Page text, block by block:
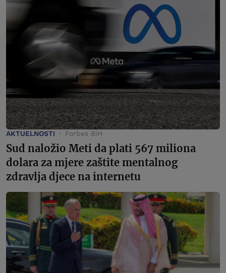
AKTUELNOSTI Forbes BiH
Sud naložio Meti da plati 567 miliona
dolara za mjere zaštite mentalnog
zdravlja djece na internetu